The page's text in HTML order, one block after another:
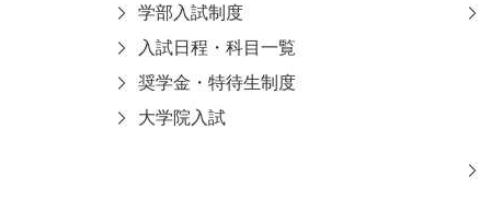
学部入試制度
入試日程・科目一覧
奨学金・特待生制度
大学院入試